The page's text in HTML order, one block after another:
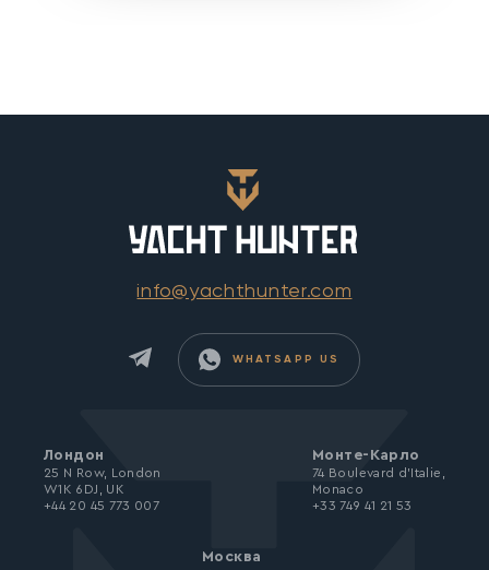
info@yachthunter.com
WHATSAPP US
Лондон
25 N Row, London
W1K 6DJ, UK
+44 20 45 773 007
Монте-Карло
74 Boulevard d’Italie,
Monaco
+33 749 41 21 53
Москва